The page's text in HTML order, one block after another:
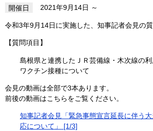
2021年9月14日
令和3年9月14日に実施した、知事記者会見の質
【質問項目】
島根県と連携したＪＲ芸備線・木次線の
ワクチン接種について
会見の動画は全部で3本あります。
前後の動画はこちらをご覧ください。
知事記者会見「緊急事態宣言延長に伴う
応について」 [1/3]